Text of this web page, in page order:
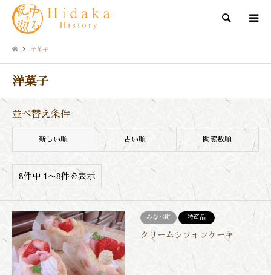
検索
洋菓子
洋菓子
並べ替え条件
新しい順 古い順 閲覧数順
8件中 1〜8件を表示
みなべ町 特産品
クリームシフォンケーキ